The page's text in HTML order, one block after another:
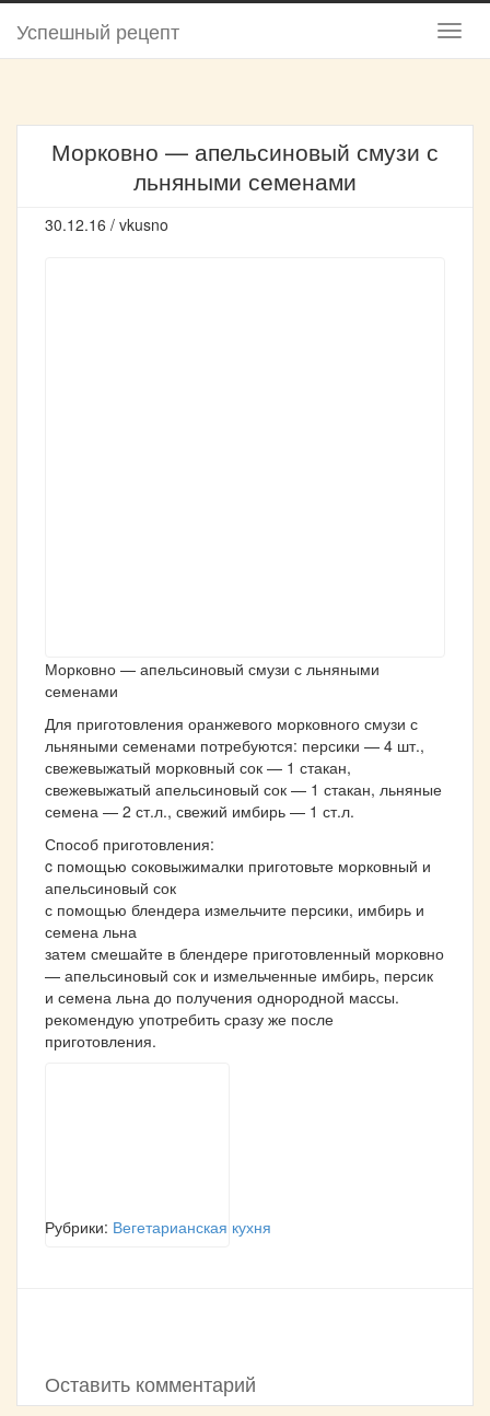
Успешный рецепт
Морковно — апельсиновый смузи с
льняными семенами
30.12.16 / vkusno
Морковно — апельсиновый смузи с льняными
семенами
Для приготовления оранжевого морковного смузи с
льняными семенами потребуются: персики — 4 шт.,
свежевыжатый морковный сок — 1 стакан,
свежевыжатый апельсиновый сок — 1 стакан, льняные
семена — 2 ст.л., свежий имбирь — 1 ст.л.
Способ приготовления:
c помощью соковыжималки приготовьте морковный и
апельсиновый сок
с помощью блендера измельчите персики, имбирь и
семена льна
затем смешайте в блендере приготовленный морковно
— апельсиновый сок и измельченные имбирь, персик
и семена льна до получения однородной массы.
рекомендую употребить сразу же после
приготовления.
Рубрики: Вегетарианская кухня
Оставить комментарий